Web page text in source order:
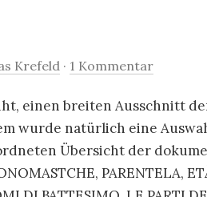
Krefeld · 1 Kommentar
einen breiten Ausschnitt
wurde natürlich eine
Übersicht der
PARENTELA,